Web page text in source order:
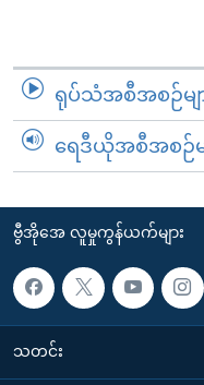
ရုပ်သံအစီအစဉ်မျ
ရေဒီယိုအစီအစဉ်မ
ဗွီအိုအေ လူမှုကွန်ယက်များ
သတင်း